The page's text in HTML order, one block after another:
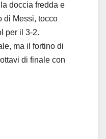
doccia fredda e
di Messi, tocco
per il 3-2.
ma il fortino di
di finale con